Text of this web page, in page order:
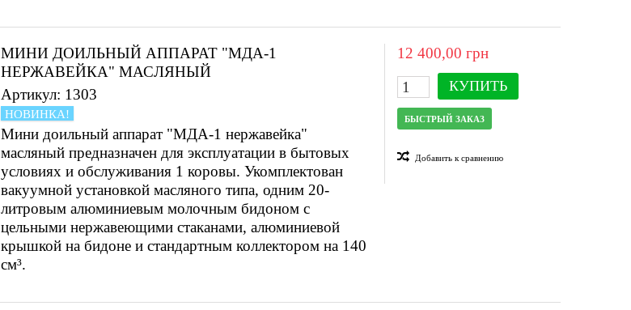
МИНИ ДОИЛЬНЫЙ АППАРАТ "МДА-1
НЕРЖАВЕЙКА" МАСЛЯНЫЙ
Артикул: 1303
НОВИНКА!
Мини доильный аппарат "МДА-1 нержавейка"
масляный предназначен для эксплуатации в бытовых
условиях и обслуживания 1 коровы. Укомплектован
вакуумной установкой масляного типа, одним 20-
литровым алюминиевым молочным бидоном с
цельными нержавеющими стаканами, алюминиевой
крышкой на бидоне и стандартным коллектором на 140
см³.
12 400,00 грн
КУПИТЬ
БЫСТРЫЙ ЗАКАЗ
Добавить к сравнению